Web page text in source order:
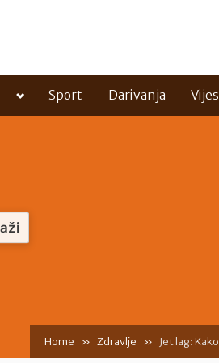
Toggle
menu
Sport Darivanja
Home Zdravlje Jet lag: